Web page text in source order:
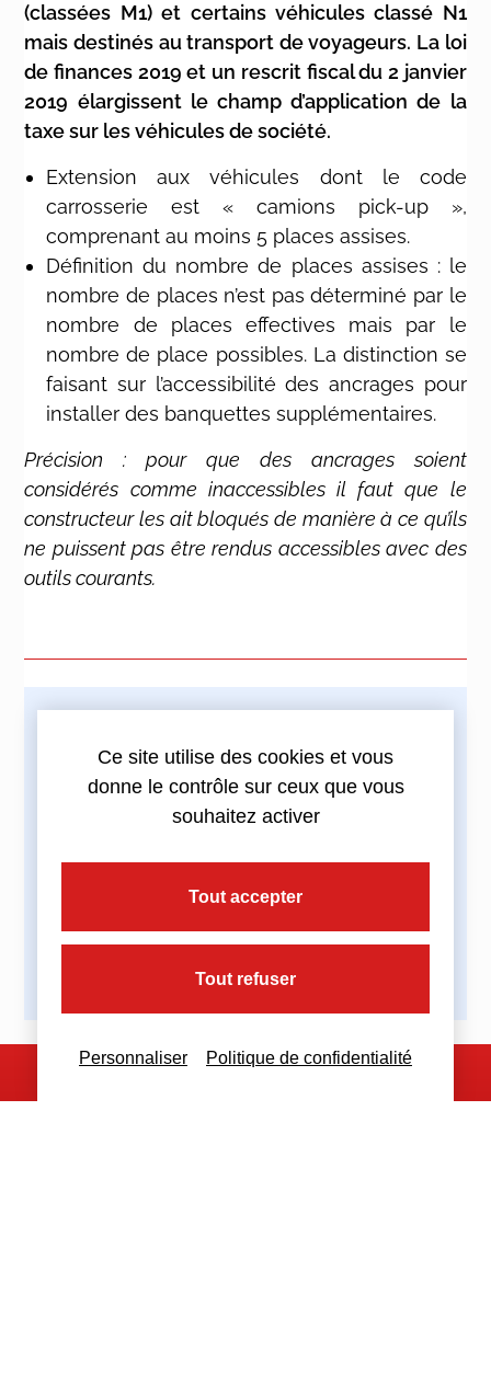
(classées M1) et certains véhicules classé N1
mais destinés au transport de voyageurs. La loi
de finances 2019 et un rescrit fiscal du 2 janvier
2019 élargissent le champ d’application de la
taxe sur les véhicules de société.
Extension aux véhicules dont le code
carrosserie est « camions pick-up »,
comprenant au moins 5 places assises.
Définition du nombre de places assises : le
nombre de places n’est pas déterminé par le
nombre de places effectives mais par le
nombre de place possibles. La distinction se
faisant sur l’accessibilité des ancrages pour
installer des banquettes supplémentaires.
Précision : pour que des ancrages soient
considérés comme inaccessibles il faut que le
constructeur les ait bloqués de manière à ce qu’ils
ne puissent pas être rendus accessibles avec des
outils courants.
Imprimez cette actualité
Ce site utilise des cookies et vous
donne le contrôle sur ceux que vous
souhaitez activer
Tout accepter
Tout refuser
Personnaliser Politique de confidentialité